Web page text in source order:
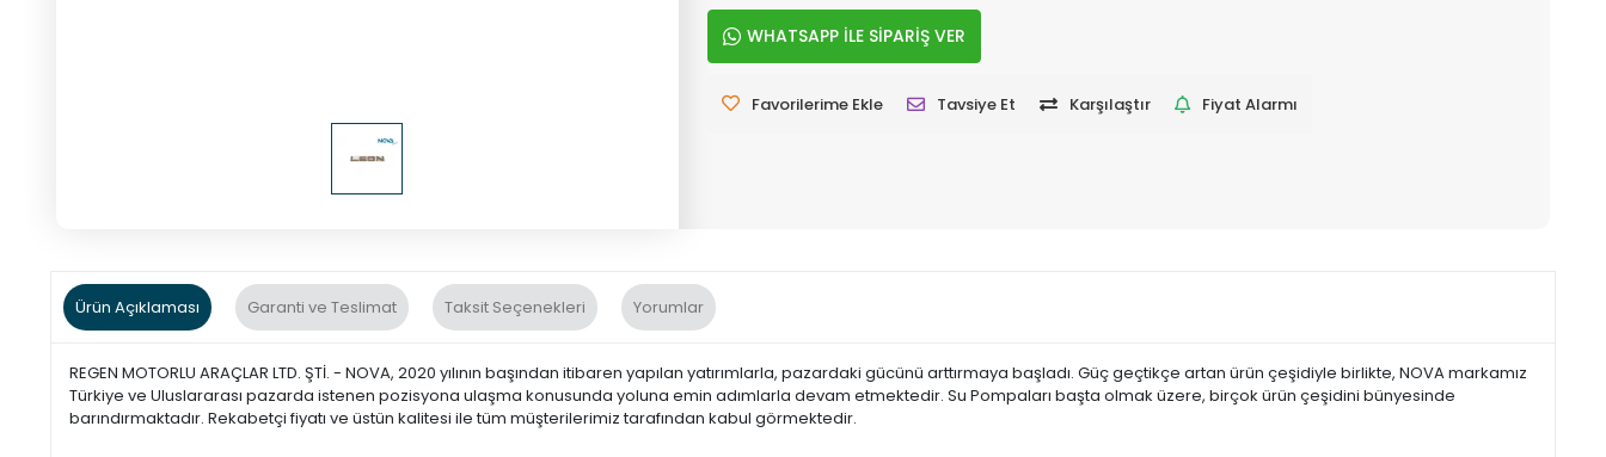
WHATSAPP İLE SİPARİŞ VER
Favorilerime Ekle Tavsiye Et Karşılaştır Fiyat Alarmı
Ürün Açıklaması Garanti ve Teslimat Taksit Seçenekleri Yorumlar
REGEN MOTORLU ARAÇLAR LTD. ŞTİ. - NOVA, 2020 yılının başından itibaren yapılan yatırımlarla, pazardaki gücünü arttırmaya başladı. Güç geçtikçe artan ürün çeşidiyle birlikte, NOVA markamız
Türkiye ve Uluslararası pazarda istenen pozisyona ulaşma konusunda yoluna emin adımlarla devam etmektedir. Su Pompaları başta olmak üzere, birçok ürün çeşidini bünyesinde
barındırmaktadır. Rekabetçi fiyatı ve üstün kalitesi ile tüm müşterilerimiz tarafından kabul görmektedir.